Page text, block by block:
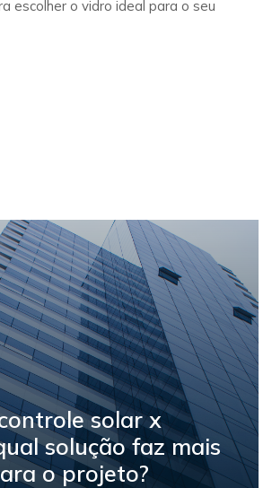
escolher o vidro ideal para o seu
como a
influencia a
edificação